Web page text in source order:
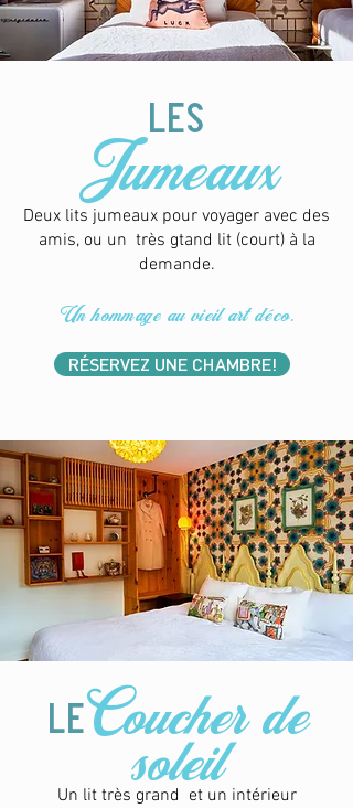
les
Jumeaux
Deux lits jumeaux pour voyager avec des
amis, ou un très gtand lit (court) à la
demande.
Un hommage au vieil art déco.
RÉSERVEZ UNE CHAMBRE!
leCoucher de
soleil
Un lit très grand et un intérieur